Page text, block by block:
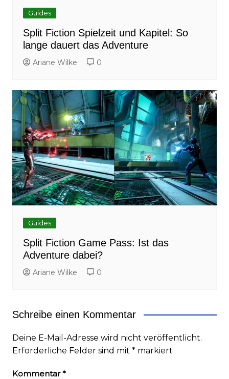
Guides
Split Fiction Spielzeit und Kapitel: So
lange dauert das Adventure
Ariane Wilke 0
Guides
Split Fiction Game Pass: Ist das
Adventure dabei?
Ariane Wilke 0
Schreibe einen Kommentar
Deine E-Mail-Adresse wird nicht veröffentlicht.
Erforderliche Felder sind mit *markiert
Kommentar*